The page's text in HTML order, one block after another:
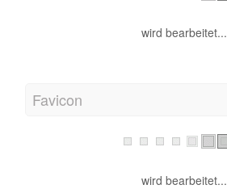
wird bearbeitet...
Favicon
wird bearbeitet...